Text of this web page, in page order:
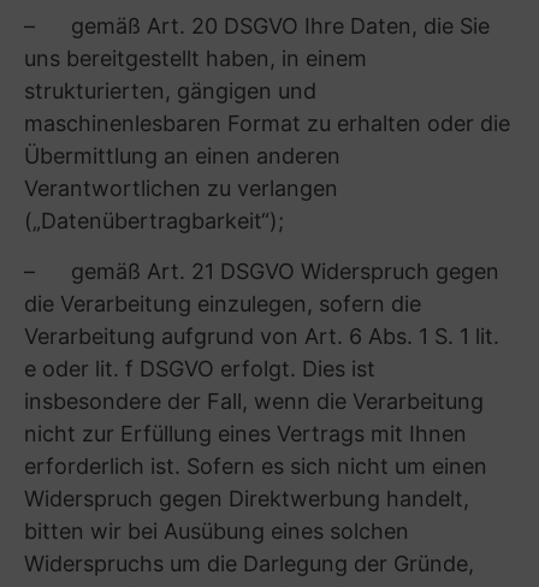
(Rechtsgrundlage ist Art. 6 Abs. 1 lit. a DSGVO).
Für die Anmeldung zu unserem Newsletter
verwenden wir das sog. Double-Opt-In-
Verfahren. Das heißt, dass wir Ihnen nach Ihrer
Anmeldung eine E-Mail an die angegebene E-
Mail-Adresse senden, in welcher wir Sie um
Bestätigung bitten, dass Sie den Versand des
Verfahrens ist, Ihre Anmeldung nachweisen und
ggf. einen möglichen Missbrauch Ihrer
persönlichen Daten aufklären zu können. Ihre
Einwilligung in die Übersendung des
Newsletters können Sie jederzeit widerrufen
und den Newsletter abbestellen. Den Widerruf
können Sie durch Klick auf den in jeder
Newsletter-E-Mail bereitgestellten Link, per E-
Mail an [E-Mailadresse des Unternehmens] oder
durch eine Nachricht an die im Impressum